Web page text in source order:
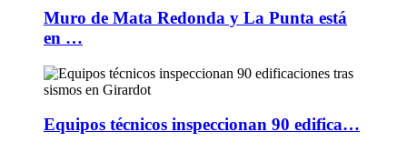
Muro de Mata Redonda y La Punta está
en …
Equipos técnicos inspeccionan 90 edifica…